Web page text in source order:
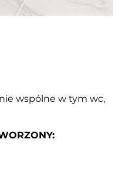
wspólne w tym wc,